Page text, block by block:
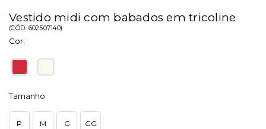
Vestido midi com babados em tricoline
(CÓD. 602507140)
Cor:
Tamanho:
P M G GG